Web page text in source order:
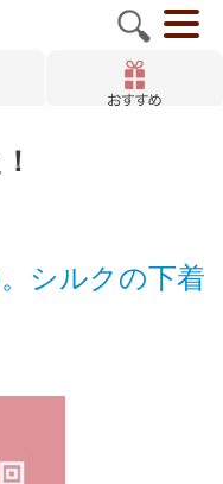
シルクの下着